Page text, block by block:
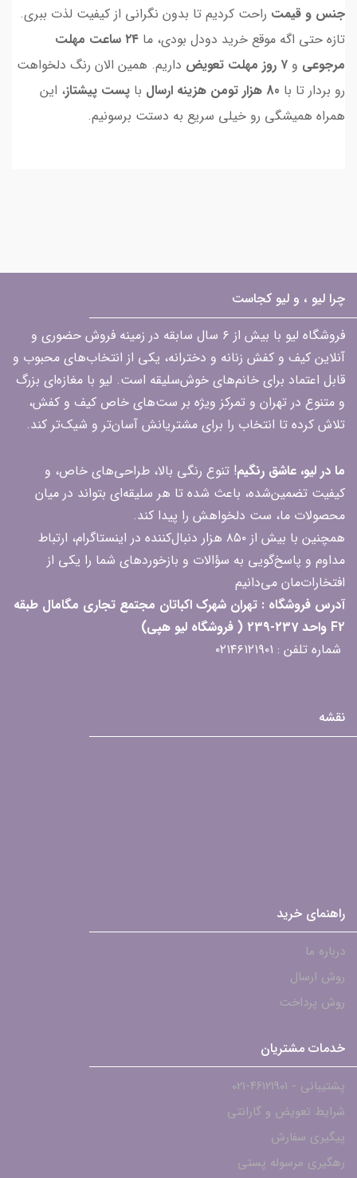
جنس و قیمت راحت کردیم تا بدون نگرانی از کیفیت لذت ببری.
تازه حتی اگه موقع خرید دودل بودی، ما
۲۴ ساعت مهلت
مرجوعی و ۷ روز مهلت تعویض
داریم. همین الان رنگ دلخواهت
رو بردار تا با 80 هزار تومن هزینه ارسال با پست پیشتاز، این
همراه همیشگی رو خیلی سریع به دستت برسونیم.
چرا لیو ، و لیو کجاست
فروشگاه لیو با بیش از ۶ سال سابقه در زمینه فروش حضوری و
آنلاین کیف و کفش زنانه و دخترانه، یکی از انتخاب‌های محبوب و
قابل اعتماد برای خانم‌های خوش‌سلیقه است. لیو با مغازه‌ای بزرگ
و متنوع در تهران و تمرکز ویژه بر ست‌های خاص کیف و کفش،
تلاش کرده تا انتخاب را برای مشتریانش آسان‌تر و شیک‌تر کند.
ما در لیو، عاشق رنگیم! تنوع رنگی بالا، طراحی‌های خاص، و
کیفیت تضمین‌شده، باعث شده تا هر سلیقه‌ای بتواند در میان
محصولات ما، ست دلخواهش را پیدا کند.
همچنین با بیش از ۸۵۰ هزار دنبال‌کننده در اینستاگرام، ارتباط
مداوم و پاسخ‌گویی به سؤالات و بازخوردهای شما را یکی از
افتخارات‌مان می‌دانیم
آدرس فروشگاه : تهران شهرک اکباتان مجتمع تجاری مگامال طبقه
F2 واحد 237-239 ( فروشگاه لیو هپی)
شماره تلفن : ۰۲۱۴۶۱۲۱۹۰۱
نقشه
راهنمای خرید
درباره ما
روش ارسال
روش پرداخت
خدمات مشتریان
پشتیبانی - ۴۶۱۲۱۹۰۱-021
شرایط تعویض و گارانتی
پیگیری سفارش
رهگیری مرسوله پستی